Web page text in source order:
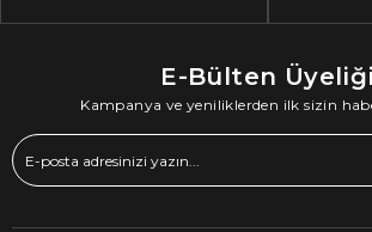
E-Bülten Üyeliği
Kampanya ve yeniliklerden ilk sizin